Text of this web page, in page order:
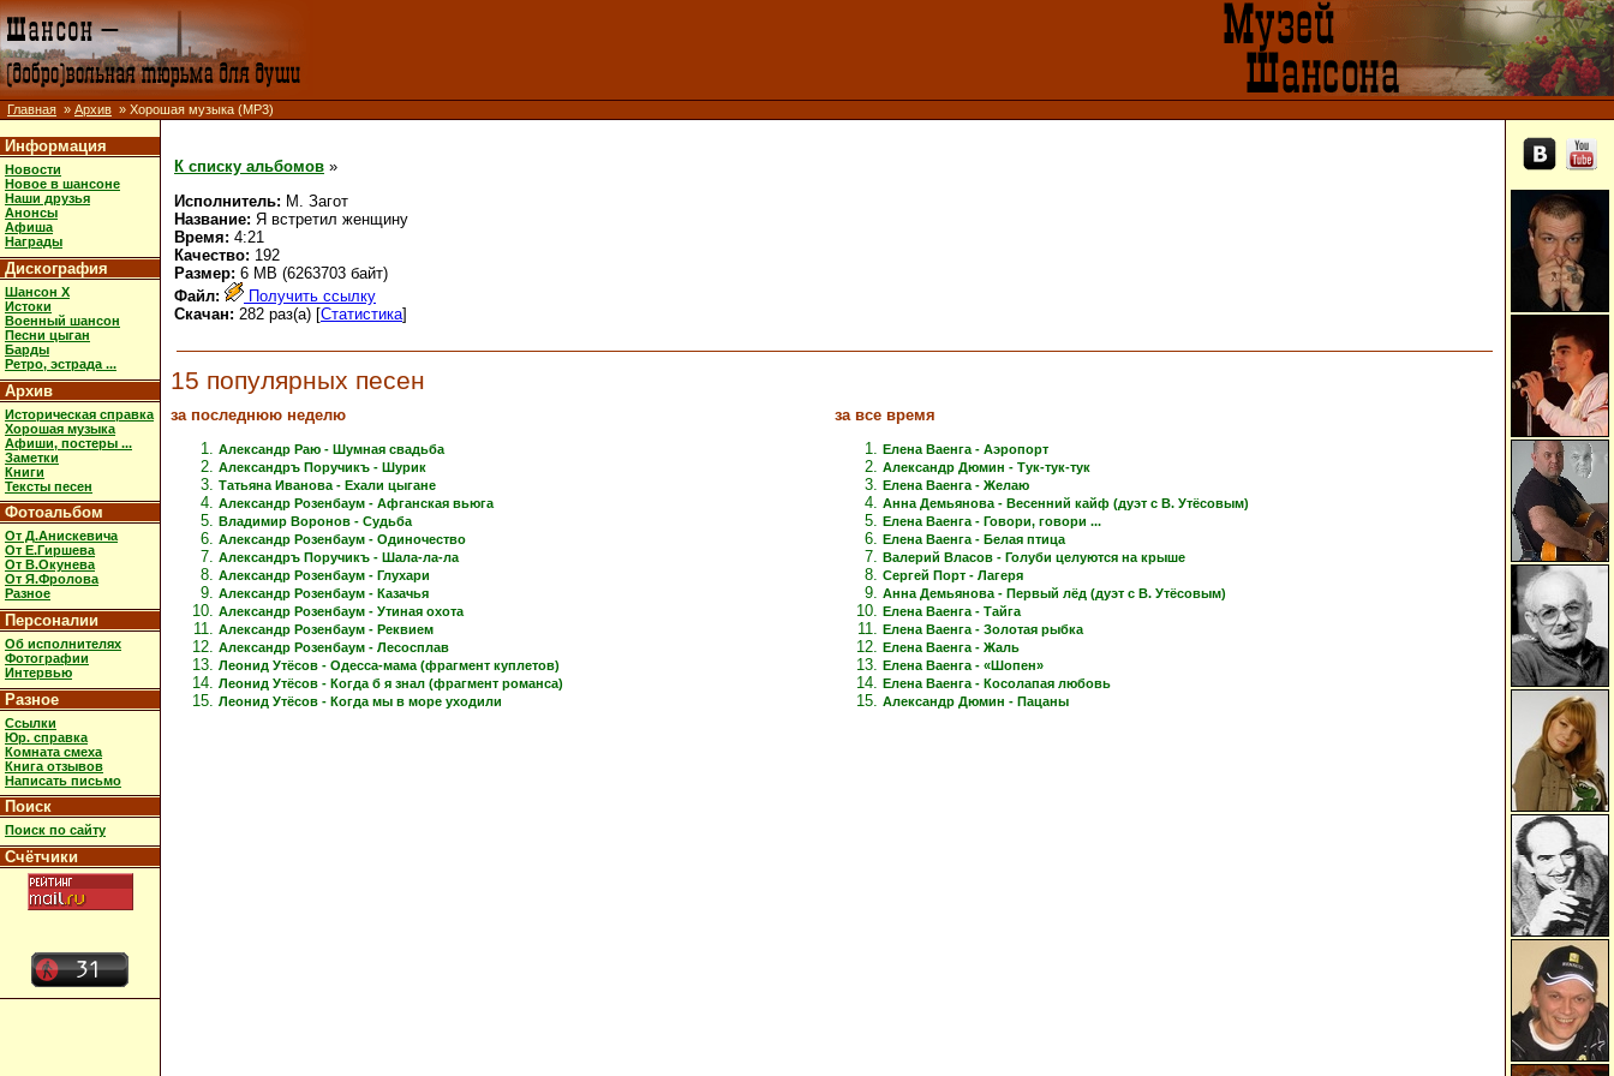
Главная » Архив » Хорошая музыка (MP3)
Информация
Новости
Новое в шансоне
Наши друзья
Анонсы
Афиша
Награды
Дискография
Шансон X
Истоки
Военный шансон
Песни цыган
Барды
Ретро, эстрада ...
Архив
Историческая справка
Хорошая музыка
Афиши, постеры ...
Заметки
Книги
Тексты песен
Фотоальбом
От Д.Анискевича
От Е.Гиршева
От В.Окунева
От Я.Фролова
Разное
Персоналии
Об исполнителях
Фотографии
Интервью
Разное
Ссылки
Юр. справка
Комната смеха
Книга отзывов
Написать письмо
Поиск
Поиск по сайту
Счётчики
К списку альбомов »
Исполнитель: М. Загот
Название: Я встретил женщину
Время: 4:21
Качество: 192
Размер: 6 MB (6263703 байт)
Файл:
Получить ссылку
Скачан: 282 раз(а) [Статистика]
15 популярных песен
за последнюю неделю
Александр Раю - Шумная свадьба
Александръ Поручикъ - Шурик
Татьяна Иванова - Ехали цыгане
Александр Розенбаум - Афганская вьюга
Владимир Воронов - Судьба
Александр Розенбаум - Одиночество
Александръ Поручикъ - Шала-ла-ла
Александр Розенбаум - Глухари
Александр Розенбаум - Казачья
Александр Розенбаум - Утиная охота
Александр Розенбаум - Реквием
Александр Розенбаум - Лесосплав
Леонид Утёсов - Одесса-мама (фрагмент куплетов)
Леонид Утёсов - Когда б я знал (фрагмент романса)
Леонид Утёсов - Когда мы в море уходили
за все время
Елена Ваенга - Аэропорт
Александр Дюмин - Тук-тук-тук
Елена Ваенга - Желаю
Анна Демьянова - Весенний кайф (дуэт с В. Утёсовым)
Елена Ваенга - Говори, говори ...
Елена Ваенга - Белая птица
Валерий Власов - Голуби целуются на крыше
Сергей Порт - Лагеря
Анна Демьянова - Первый лёд (дуэт с В. Утёсовым)
Елена Ваенга - Тайга
Елена Ваенга - Золотая рыбка
Елена Ваенга - Жаль
Елена Ваенга - «Шопен»
Елена Ваенга - Косолапая любовь
Александр Дюмин - Пацаны